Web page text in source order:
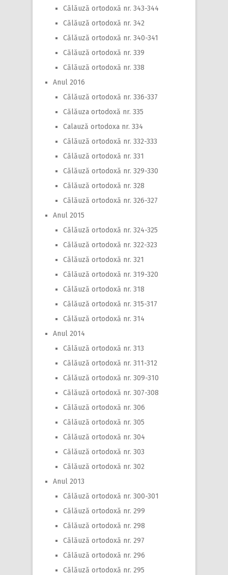
Călăuză ortodoxă nr. 343-344
Călăuză ortodoxă nr. 342
Călăuză ortodoxă nr. 340-341
Călăuză ortodoxă nr. 339
Călăuză ortodoxă nr. 338
Anul 2016
Călăuză ortodoxă nr. 336-337
Călăuza ortodoxă nr. 335
Calauză ortodoxa nr. 334
Călăuză ortodoxă nr. 332-333
Călăuză ortodoxă nr. 331
Călăuză ortodoxă nr. 329-330
Călăuză ortodoxă nr. 328
Călăuză ortodoxă nr. 326-327
Anul 2015
Călăuză ortodoxă nr. 324-325
Călăuză ortodoxă nr. 322-323
Călăuză ortodoxă nr. 321
Călăuză ortodoxă nr. 319-320
Călăuză ortodoxă nr. 318
Călăuză ortodoxă nr. 315-317
Călăuză ortodoxă nr. 314
Anul 2014
Călăuză ortodoxă nr. 313
Călăuză ortodoxă nr. 311-312
Călăuză ortodoxă nr. 309-310
Călăuză ortodoxă nr. 307-308
Călăuză ortodoxă nr. 306
Călăuză ortodoxă nr. 305
Călăuză ortodoxă nr. 304
Călăuză ortodoxă nr. 303
Călăuză ortodoxă nr. 302
Anul 2013
Călăuză ortodoxă nr. 300-301
Călăuză ortodoxă nr. 299
Călăuză ortodoxă nr. 298
Călăuză ortodoxă nr. 297
Călăuză ortodoxă nr. 296
Călăuză ortodoxă nr. 295